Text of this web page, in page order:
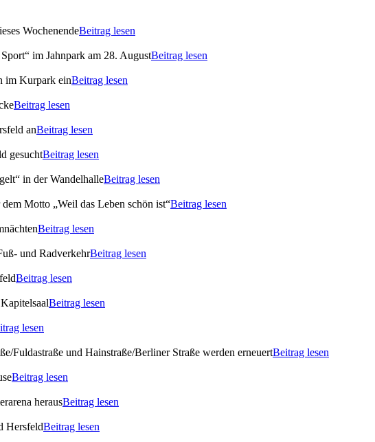
WochenendeBeitrag lesen
im Jahnpark am 28. AugustBeitrag lesen
im Kurpark einBeitrag lesen
Beitrag lesen
anBeitrag lesen
gesuchtBeitrag lesen
in der WandelhalleBeitrag lesen
Motto „Weil das Leben schön ist“Beitrag lesen
Beitrag lesen
und RadverkehrBeitrag lesen
Beitrag lesen
Beitrag lesen
lesen
Fuldastraße und Hainstraße/Berliner Straße werden erneuertBeitrag lesen
Beitrag lesen
herausBeitrag lesen
HersfeldBeitrag lesen